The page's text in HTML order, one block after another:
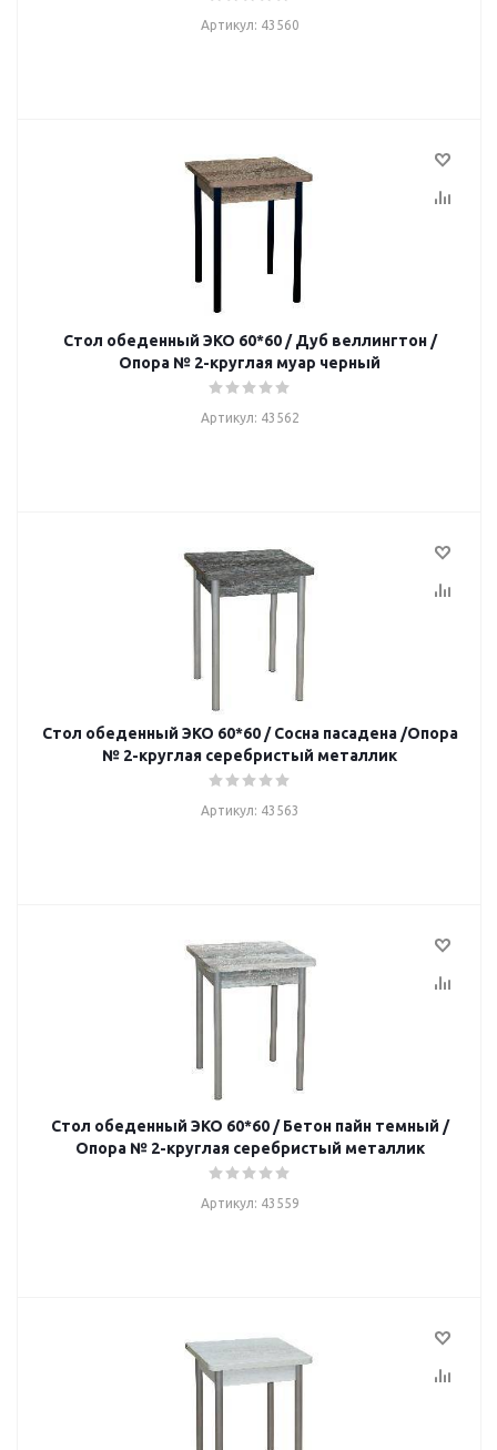
Артикул: 43560
Стол обеденный ЭКО 60*60 / Дуб веллингтон /
Опора № 2-круглая муар черный
Артикул: 43562
Стол обеденный ЭКО 60*60 / Сосна пасадена /Опора
№ 2-круглая серебристый металлик
Артикул: 43563
Стол обеденный ЭКО 60*60 / Бетон пайн темный /
Опора № 2-круглая серебристый металлик
Артикул: 43559